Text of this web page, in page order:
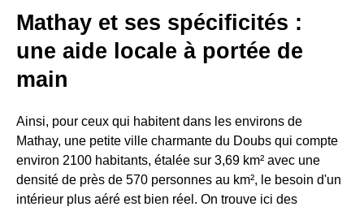
Mathay et ses spécificités :
une aide locale à portée de
main
Ainsi, pour ceux qui habitent dans les environs de
Mathay, une petite ville charmante du Doubs qui compte
environ 2100 habitants, étalée sur 3,69 km² avec une
densité de près de 570 personnes au km², le besoin d'un
intérieur plus aéré est bien réel. On trouve ici des